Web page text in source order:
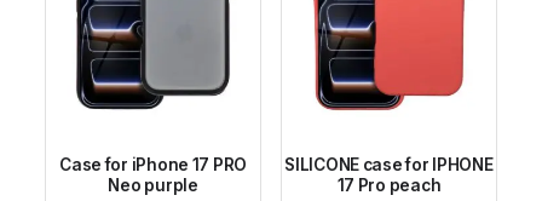
Case for iPhone 17 PRO
Neo purple
SILICONE case for IPHONE
17 Pro peach